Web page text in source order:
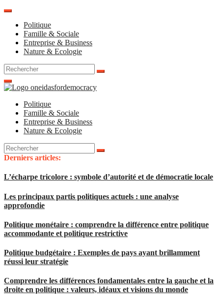
Aller
contenuPolitique
Famille & Sociale
Entreprise & Business
Nature & Ecologie
Rechercher
pour
:
Politique
Famille & Sociale
Entreprise & Business
Nature & Ecologie
Rechercher
pour
Derniers articles:
L’écharpe tricolore : symbole d’autorité et de démocratie locale
Les principaux partis politiques actuels : une analyse
approfondie
Politique monétaire : comprendre la différence entre politique
accommodante et politique restrictive
Politique budgétaire : Exemples de pays ayant brillamment
réussi leur stratégie
Comprendre les différences fondamentales entre la gauche et la
droite en politique : valeurs, idéaux et visions du monde